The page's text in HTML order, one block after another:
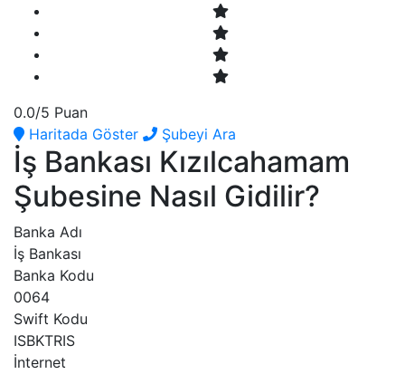
0.0/5 Puan
Haritada Göster
Şubeyi Ara
İş Bankası Kızılcahamam
Şubesine Nasıl Gidilir?
Banka Adı
İş Bankası
Banka Kodu
0064
Swift Kodu
ISBKTRIS
İnternet